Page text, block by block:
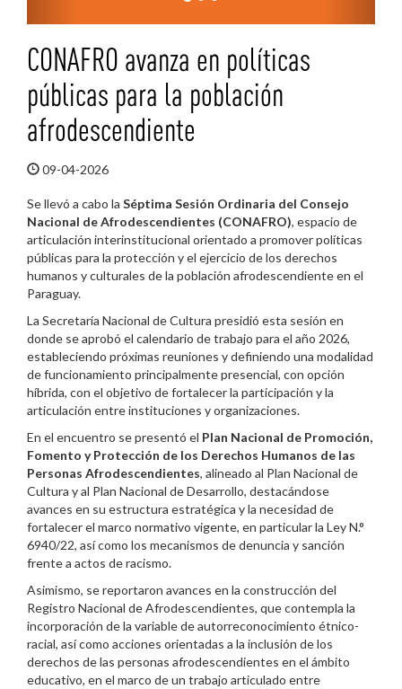
CONAFRO avanza en políticas
públicas para la población
afrodescendiente
09-04-2026
Se llevó a cabo la Séptima Sesión Ordinaria del Consejo
Nacional de Afrodescendientes (CONAFRO), espacio de
articulación interinstitucional orientado a promover políticas
públicas para la protección y el ejercicio de los derechos
humanos y culturales de la población afrodescendiente en el
Paraguay.
La Secretaría Nacional de Cultura presidió esta sesión en
donde se aprobó el calendario de trabajo para el año 2026,
estableciendo próximas reuniones y definiendo una modalidad
de funcionamiento principalmente presencial, con opción
híbrida, con el objetivo de fortalecer la participación y la
articulación entre instituciones y organizaciones.
En el encuentro se presentó el Plan Nacional de Promoción,
Fomento y Protección de los Derechos Humanos de las
Personas Afrodescendientes, alineado al Plan Nacional de
Cultura y al Plan Nacional de Desarrollo, destacándose
avances en su estructura estratégica y la necesidad de
fortalecer el marco normativo vigente, en particular la Ley N.°
6940/22, así como los mecanismos de denuncia y sanción
frente a actos de racismo.
Asimismo, se reportaron avances en la construcción del
Registro Nacional de Afrodescendientes, que contempla la
incorporación de la variable de autorreconocimiento étnico-
racial, así como acciones orientadas a la inclusión de los
derechos de las personas afrodescendientes en el ámbito
educativo, en el marco de un trabajo articulado entre